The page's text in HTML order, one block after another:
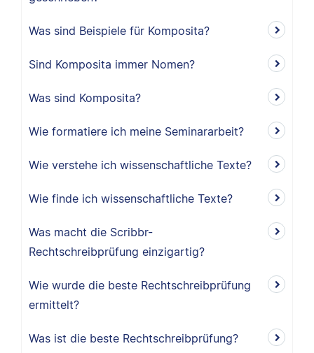
Was sind Beispiele für Komposita?
Sind Komposita immer Nomen?
Was sind Komposita?
Wie formatiere ich meine Seminararbeit?
Wie verstehe ich wissenschaftliche Texte?
Wie finde ich wissenschaftliche Texte?
Was macht die Scribbr-
Rechtschreibprüfung einzigartig?
Wie wurde die beste Rechtschreibprüfung
ermittelt?
Was ist die beste Rechtschreibprüfung?